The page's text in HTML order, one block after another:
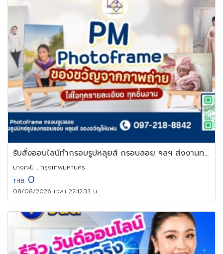
รับสั่งออนไลน์ทำกรอบรูปหลุยส์ กรอบลอย ฯลฯ ส่งงานทางไปรษณีย์
บางกะปิ , กรุงเทพมหานคร
THB 0
08/08/2026 เวลา 22:12:33 น.